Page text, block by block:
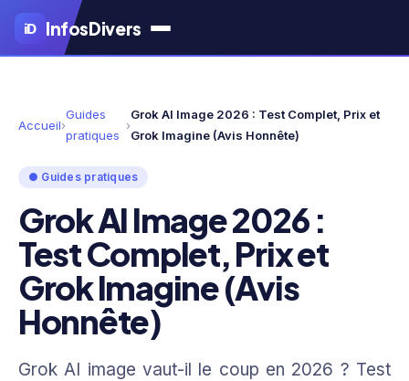
Aller
contenu
iD InfosDivers
Accueil›
Guides
pratiques
›
Grok AI Image 2026 : Test Complet, Prix et
Grok Imagine (Avis Honnête)
● Guides pratiques
Grok AI Image 2026 :
Test Complet, Prix et
Grok Imagine (Avis
Honnête)
Grok AI image vaut-il le coup en 2026 ? Test